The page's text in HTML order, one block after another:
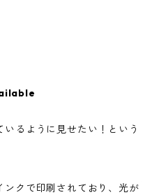
るように見せたい！という
クで印刷されており、光が